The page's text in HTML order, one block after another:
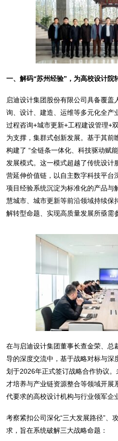
一、解码“苏州经验”，为高校设计院
启迪设计集团股份有限公司具备覆盖
询、设计、建造、运维等多元化全产
过程咨询+城市更新+工程建设管理+
为支撑，集群式创新发展。基于其前
构建了 “全链条一体化、科技驱动赋
发展模式。这一模式超越了传统设计
营延伸价值链，以自主数字科技平台
项目经验系统沉淀为标准化的产品与
慧城市、城市更新等前沿领域持续保
解转型命题、实现高质量发展所亟需
在与启迪设计集团董事长查金荣、总
导的深度交流中，基于战略对标与深
划于2026年正式签订战略合作协议
才培养与产业链资源整合等领域开展
代要求的高校设计机构与行业领军企
考察紧扣公司深化“三大发展路径”、
求，旨在系统破解三大战略命题：